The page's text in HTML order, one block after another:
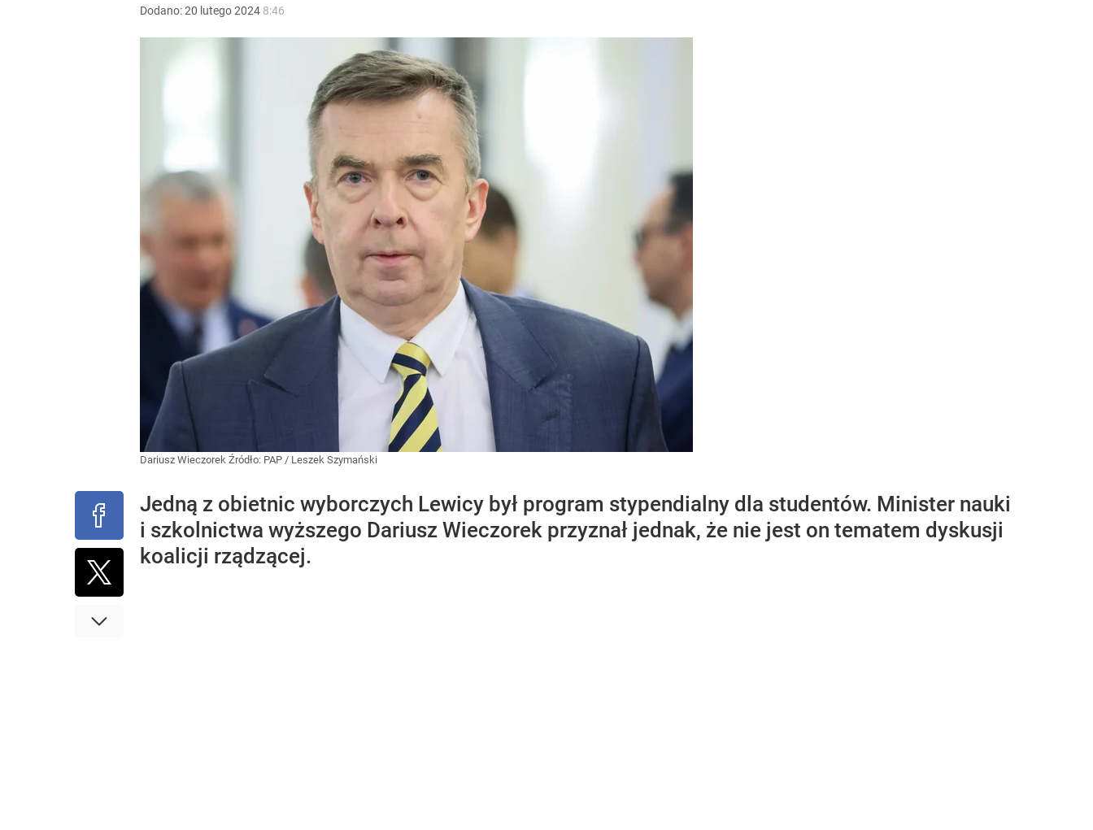
Dodano:20 lutego2024 8:46
Dariusz Wieczorek Źródło: PAP / Leszek Szymański
Jedną z obietnic wyborczych Lewicy był program stypendialny dla studentów. Minister nauki
i szkolnictwa wyższego Dariusz Wieczorek przyznał jednak, że nie jest on tematem dyskusji
koalicji rządzącej.